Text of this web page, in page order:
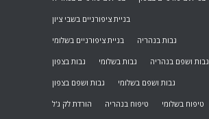
בניית ציפורניים בשבי ציון
בניית ציפורניים בשלומי גבות בנהריה
גבות בצפון גבות בשלומי גבות ושפם בנהריה
גבות ושפם בצפון גבות ושפם בשלומי
הורדת לק ג'ל טיפוח בנהריה טיפוח בשלומי